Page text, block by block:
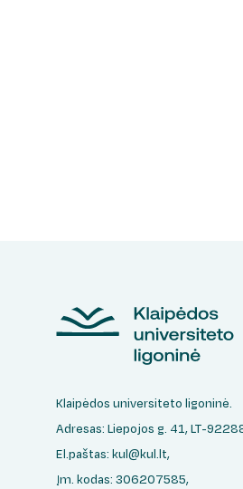
Klaipėdos universiteto ligoninė.
Adresas: Liepojos g. 41, LT-
El.paštas: kul@kul.lt,
Įm. kodas: 306207585,